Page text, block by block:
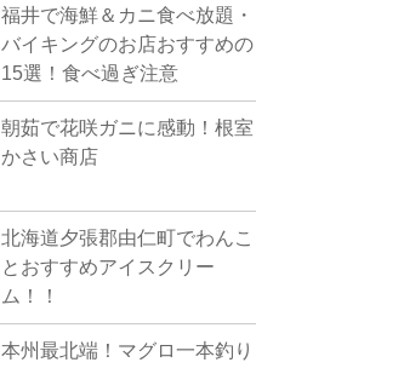
福井で海鮮＆カニ食べ放題・
バイキングのお店おすすめの
15選！食べ過ぎ注意
朝茹で花咲ガニに感動！根室
かさい商店
北海道夕張郡由仁町でわんこ
とおすすめアイスクリー
ム！！
本州最北端！マグロ一本釣り